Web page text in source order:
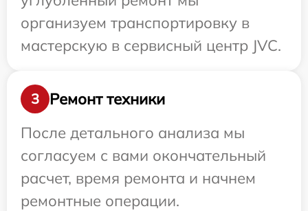
организуем транспортировку в
мастерскую в сервисный центр JVC.
3
Ремонт техники
После детального анализа мы
согласуем с вами окончательный
расчет, время ремонта и начнем
ремонтные операции.